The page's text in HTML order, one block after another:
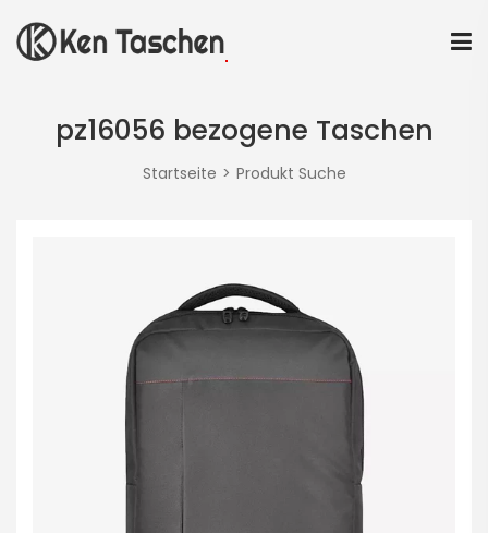
pz16056 bezogene Taschen
Startseite Produkt Suche